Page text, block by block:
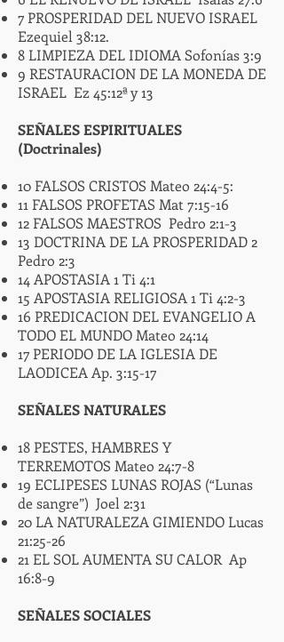
7 PROSPERIDAD DEL NUEVO ISRAEL
Ezequiel 38:12.
8 LIMPIEZA DEL IDIOMA Sofonías 3:9
9 RESTAURACION DE LA MONEDA DE
ISRAEL Ez 45:12ª y 13
SEÑALES ESPIRITUALES
(Doctrinales)
10 FALSOS CRISTOS Mateo 24:4-5:
11 FALSOS PROFETAS Mat 7:15-16
12 FALSOS MAESTROS Pedro 2:1-3
13 DOCTRINA DE LA PROSPERIDAD 2
Pedro 2:3
14 APOSTASIA 1 Ti 4:1
15 APOSTASIA RELIGIOSA 1 Ti 4:2-3
16 PREDICACION DEL EVANGELIO A
TODO EL MUNDO Mateo 24:14
17 PERIODO DE LA IGLESIA DE
LAODICEA Ap. 3:15-17
SEÑALES NATURALES
18 PESTES, HAMBRES Y
TERREMOTOS Mateo 24:7-8
19 ECLIPESES LUNAS ROJAS (“Lunas
de sangre”) Joel 2:31
20 LA NATURALEZA GIMIENDO Lucas
21:25-26
21 EL SOL AUMENTA SU CALOR Ap
16:8-9
SEÑALES SOCIALES